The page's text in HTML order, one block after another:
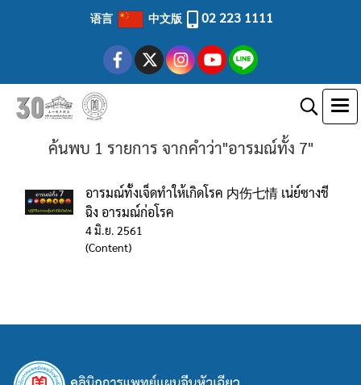
语言 中文版 02 223 1111
ค้นพบ 1 รายการ จากคำว่า"อารมณ์ทั้ง 7"
อารมณ์ทั้งเจ็ดทำให้เกิดโรค 内伤七情 เน่ย์ซางชี
ฉิง อารมณ์ก่อโรค
4 มิ.ย. 2561
(Content)